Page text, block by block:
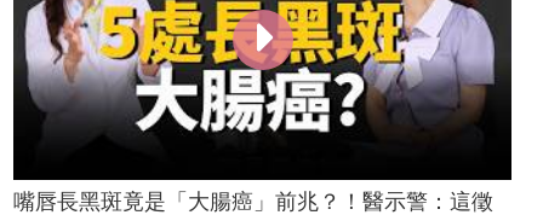
嘴唇長黑斑竟是「大腸癌」前兆？！醫示警：這徵